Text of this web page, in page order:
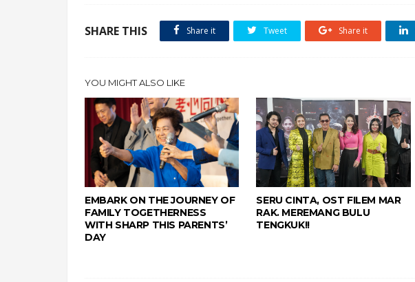
SHARE THIS Share it Tweet Share it
YOU MIGHT ALSO LIKE
EMBARK ON THE JOURNEY OF
FAMILY TOGETHERNESS
WITH SHARP THIS PARENTS’
DAY
SERU CINTA, OST FILEM MAR
RAK. MEREMANG BULU
TENGKUK!!